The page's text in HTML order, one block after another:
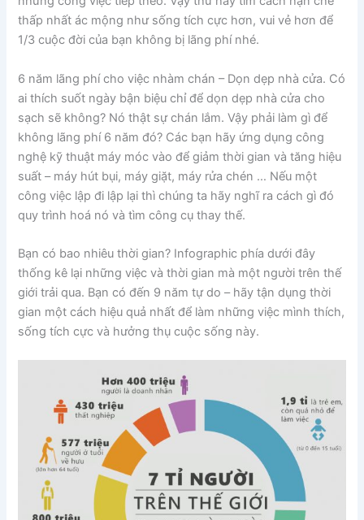
thấp nhất ác mộng như sống tích cực hơn, vui vẻ hơn để
1/3 cuộc đời của bạn không bị lãng phí nhé.
6 năm lãng phí cho việc nhàm chán – Dọn dẹp nhà cửa. Có
ai thích suốt ngày bận biệu chỉ để dọn dẹp nhà cửa cho
sạch sẽ không? Nó thật sự chán lắm. Vậy phải làm gì để
không lãng phí 6 năm đó? Các bạn hãy ứng dụng công
nghệ kỹ thuật máy móc vào để giảm thời gian và tăng hiệu
suất – máy hút bụi, máy giặt, máy rửa chén … Nếu một
công việc lập đi lập lại thì chúng ta hãy nghĩ ra cách gì đó
quy trình hoá nó và tìm công cụ thay thế.
Bạn có bao nhiêu thời gian? Infographic phía dưới đây
thống kê lại những việc và thời gian mà một người trên thế
giới trải qua. Bạn có đến 9 năm tự do – hãy tận dụng thời
gian một cách hiệu quả nhất để làm những việc mình thích,
sống tích cực và hưởng thụ cuộc sống này.